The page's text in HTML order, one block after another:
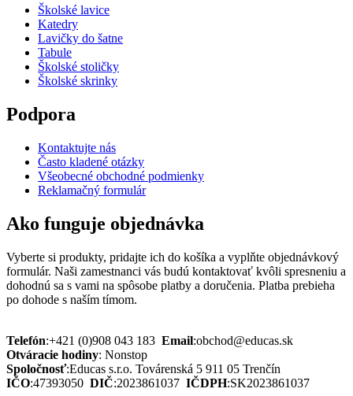
Školské lavice
Katedry
Lavičky do šatne
Tabule
Školské stoličky
Školské skrinky
Podpora
Kontaktujte nás
Často kladené otázky
Všeobecné obchodné podmienky
Reklamačný formulár
Ako funguje objednávka
Vyberte si produkty, pridajte ich do košíka a vyplňte objednávkový
formulár. Naši zamestnanci vás budú kontaktovať kvôli spresneniu a
dohodnú sa s vami na spôsobe platby a doručenia. Platba prebieha
po dohode s naším tímom.
Telefón:+421 (0)908 043 183 Email:obchod@educas.sk
Otváracie hodiny: Nonstop
Spoločnosť:Educas s.r.o. Továrenská 5 911 05 Trenčín
IČO:47393050 DIČ:2023861037 IČDPH:SK2023861037